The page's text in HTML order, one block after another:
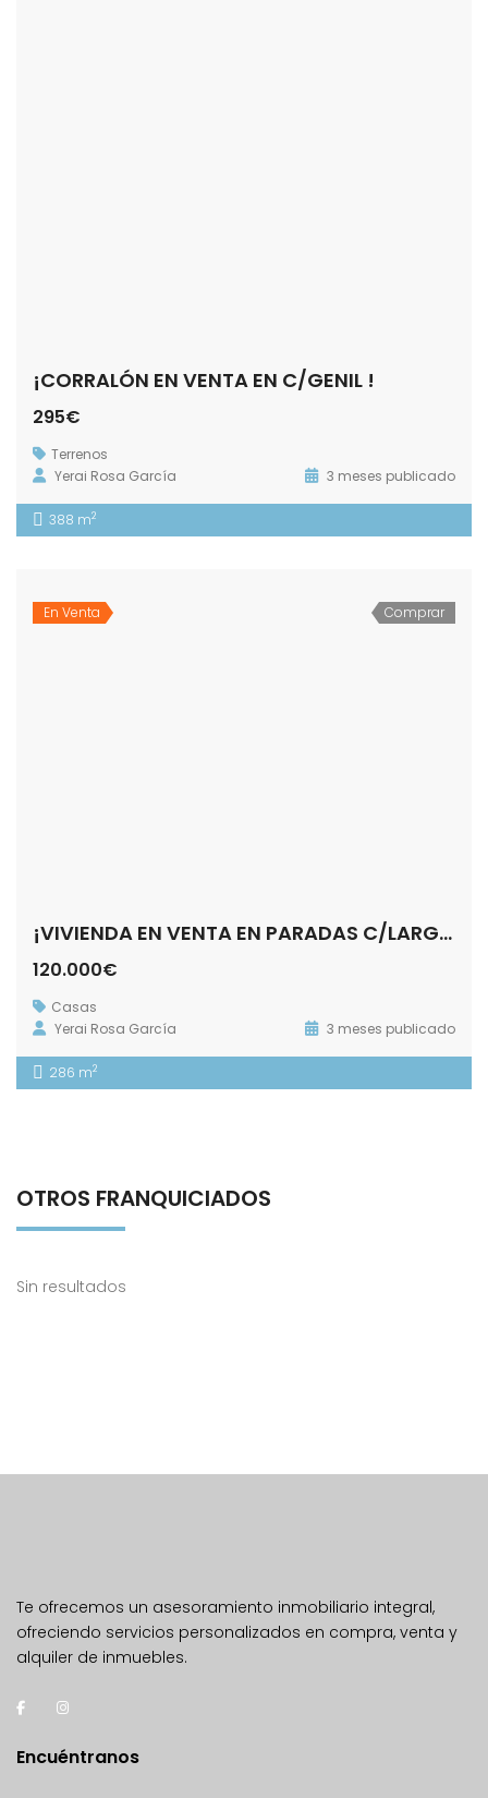
¡CORRALÓN EN VENTA EN C/GENIL !
295€
Terrenos
Yerai Rosa García
3 meses publicado
388 m2
En Venta Comprar
¡VIVIENDA EN VENTA EN PARADAS C/LARGA 40!
120.000€
Casas
Yerai Rosa García
3 meses publicado
286 m2
OTROS FRANQUICIADOS
Sin resultados
Te ofrecemos un asesoramiento inmobiliario integral,
ofreciendo servicios personalizados en compra, venta y
alquiler de inmuebles.
Encuéntranos